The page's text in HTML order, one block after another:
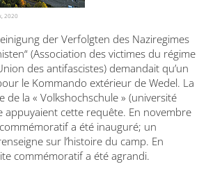
2020
der Verfolgten des Naziregimes
(Association des victimes du régime
des antifascistes) demandait qu’un
le Kommando extérieur de Wedel. La
de la « Volkshochschule » (université
appuyaient cette requête. En novembre
a été inauguré; un
sur l’histoire du camp. En
commémoratif a été agrandi.